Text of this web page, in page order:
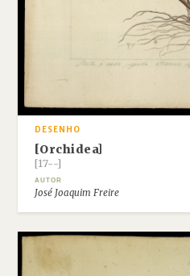
DESENHO
[Orchidea]
[17--]
AUTOR
José Joaquim Freire